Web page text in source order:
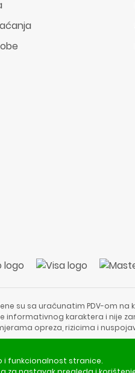
su sa uračunatim PDV-om
informativnog karaktera i nije
opreza, rizicima i
i funkcionalnost stranice.